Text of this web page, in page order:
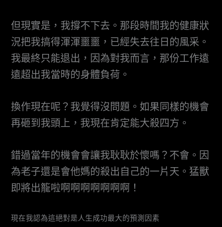
但現實是，我撐不下去。那段時間我的健康狀
況把我搞得渾渾噩噩，已經失去往日的風采。
我最終只能退出，因為對我而言，那份工作遠
遠超出我當時的身體負荷。
換作現在呢？我覺得沒問題。如果同樣的機會
再砸到我頭上，我現在肯定能大殺四方。
錯過當年的機會會讓我耿耿於懷嗎？不會。因
為老子還是會他媽的殺出自己的一片天。猛獸
即將出籠啦啊啊啊啊啊啊啊！
現在我認為這絕對是人生成功最大的預測因素